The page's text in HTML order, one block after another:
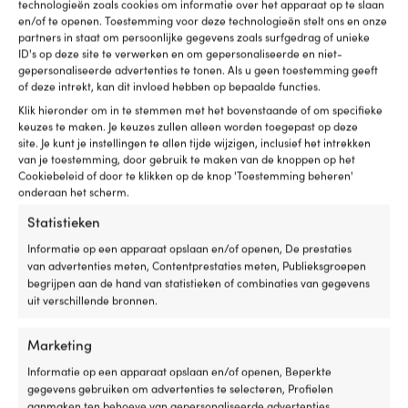
technologieën zoals cookies om informatie over het apparaat op te slaan
en/of te openen. Toestemming voor deze technologieën stelt ons en onze
partners in staat om persoonlijke gegevens zoals surfgedrag of unieke
ID's op deze site te verwerken en om gepersonaliseerde en niet-
gepersonaliseerde advertenties te tonen. Als u geen toestemming geeft
of deze intrekt, kan dit invloed hebben op bepaalde functies.
Klik hieronder om in te stemmen met het bovenstaande of om specifieke
keuzes te maken. Je keuzes zullen alleen worden toegepast op deze
site. Je kunt je instellingen te allen tijde wijzigen, inclusief het intrekken
van je toestemming, door gebruik te maken van de knoppen op het
Cookiebeleid of door te klikken op de knop 'Toestemming beheren'
onderaan het scherm.
Statistieken
Informatie op een apparaat opslaan en/of openen, De prestaties
van advertenties meten, Contentprestaties meten, Publieksgroepen
begrijpen aan de hand van statistieken of combinaties van gegevens
uit verschillende bronnen.
Marketing
Informatie op een apparaat opslaan en/of openen, Beperkte
gegevens gebruiken om advertenties te selecteren, Profielen
Control Retro, 24 V, 2-
snelheden, met wisserrobot,
voor 1 ruitenwissermotor
369,99€
Btw incl.
BESCHIKBAAR VIA
NABESTELLING
Control System, via CANBUS,
voor 1 ruitenwissermotor
109,99€
Btw incl.
BESCHIKBAAR VIA
NABESTELLING
Schakelaar / contact voor
ruitenwissermotor Exalto Wiper
Control Retro, 12/24 V, 2-
Schakelaar voor
ruitenwissermotor Exalto Wiper
Control CT42, 12/24 V, voor 2